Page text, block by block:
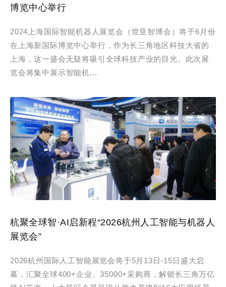
博览中心举行
2024上海国际智能机器人展览会（世亚智博会）将于6月份
在上海新国际博览中心举行，作为长三角地区科技大省的
上海，这一盛会无疑将吸引全球科技产业的目光。此次展
览会将集中展示智能机...
杭聚全球智·AI启新程“2026杭州人工智能与机器人
展览会”
2026杭州国际人工智能展览会将于5月13日-15日盛大启
幕，汇聚全球400+企业、35000+采购商，解锁长三角万亿